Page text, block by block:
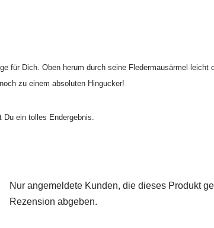
für Dich. Oben herum durch seine Fledermausärmel leicht
zu einem absoluten Hingucker!
ein tolles Endergebnis.
Nur angemeldete Kunden, die dieses Produkt
Rezension abgeben.